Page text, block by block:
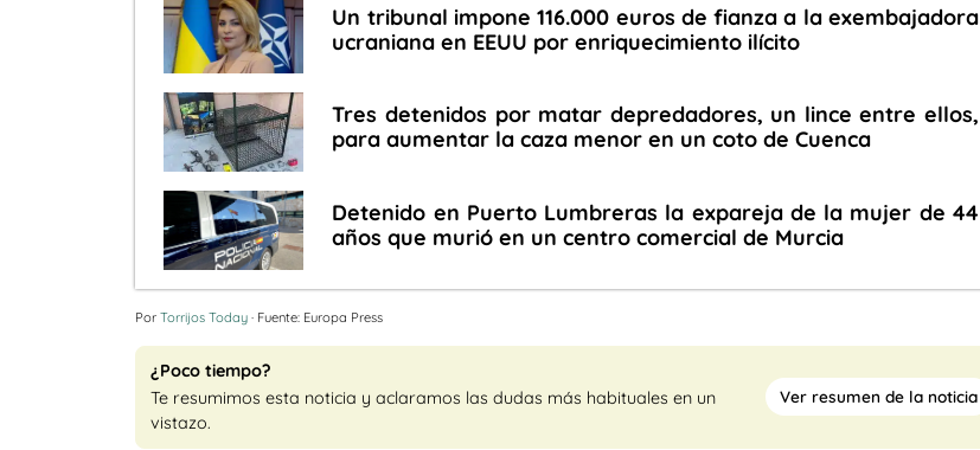
Un tribunal impone 116.000 euros de fianza a la exembajadora
ucraniana en EEUU por enriquecimiento ilícito
Tres detenidos por matar depredadores, un lince entre ellos,
para aumentar la caza menor en un coto de Cuenca
Detenido en Puerto Lumbreras la expareja de la mujer de 44
años que murió en un centro comercial de Murcia
Por Torrijos Today · Fuente: Europa Press
¿Poco tiempo?
Te resumimos esta noticia y aclaramos las dudas más habituales en un
vistazo.
Ver resumen de la noticia